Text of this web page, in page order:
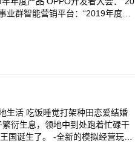
，能够被当代人所继承发扬。
第九所 官方QQ群：867111682
业群智能营销平台：“2019年度锋
丰富的养成系统。当你成为合伙
麾下，助你纵横战场，为你工作
生活 吃饭睡觉打架种田恋爱结婚
衍生息，领地中到处跑着忙碌干
国诞生了。 -全新的模拟经营玩法